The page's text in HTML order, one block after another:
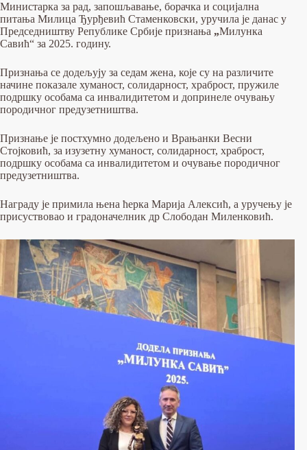
Министарка за рад, запошљавање, борачка и социјална
питања Милица Ђурђевић Стаменковски, уручила је данас у
Председништву Републике Србије признања „Милунка
Савић“ за 2025. годину.
Признања се додељују за седам жена, које су на различите
начине показале хуманост, солидарност, храброст, пружиле
подршку особама са инвалидитетом и допринеле очувању
породичног предузетништва.
Признање је постхумно додељено и Врањанки Весни
Стојковић, за изузетну хуманост, солидарност, храброст,
подршку особама са инвалидитетом и очување породичног
предузетништва.
Награду је примила њена ћерка Марија Алексић, а уручењу је
присуствовао и градоначелник др Слободан Миленковић.